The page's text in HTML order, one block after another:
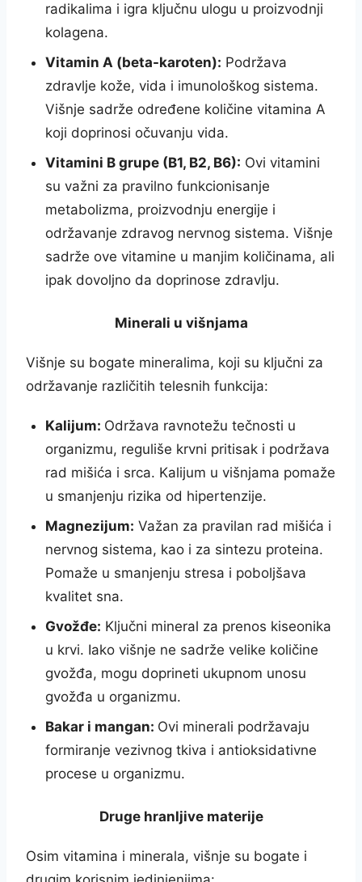
radikalima i igra ključnu ulogu u proizvodnji
kolagena.
Vitamin A (beta-karoten): Podržava
zdravlje kože, vida i imunološkog sistema.
Višnje sadrže određene količine vitamina A
koji doprinosi očuvanju vida.
Vitamini B grupe (B1, B2, B6): Ovi vitamini
su važni za pravilno funkcionisanje
metabolizma, proizvodnju energije i
održavanje zdravog nervnog sistema. Višnje
sadrže ove vitamine u manjim količinama, ali
ipak dovoljno da doprinose zdravlju.
Minerali u višnjama
Višnje su bogate mineralima, koji su ključni za
održavanje različitih telesnih funkcija:
Kalijum: Održava ravnotežu tečnosti u
organizmu, reguliše krvni pritisak i podržava
rad mišića i srca. Kalijum u višnjama pomaže
u smanjenju rizika od hipertenzije.
Magnezijum: Važan za pravilan rad mišića i
nervnog sistema, kao i za sintezu proteina.
Pomaže u smanjenju stresa i poboljšava
kvalitet sna.
Gvožđe: Ključni mineral za prenos kiseonika
u krvi. Iako višnje ne sadrže velike količine
gvožđa, mogu doprineti ukupnom unosu
gvožđa u organizmu.
Bakar i mangan: Ovi minerali podržavaju
formiranje vezivnog tkiva i antioksidativne
procese u organizmu.
Druge hranljive materije
Osim vitamina i minerala, višnje su bogate i